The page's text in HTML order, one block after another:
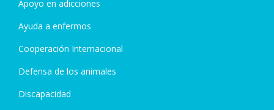
Apoyo en adicciones
Ayuda a enfermos
Cooperación Internacional
Defensa de los animales
Discapacidad